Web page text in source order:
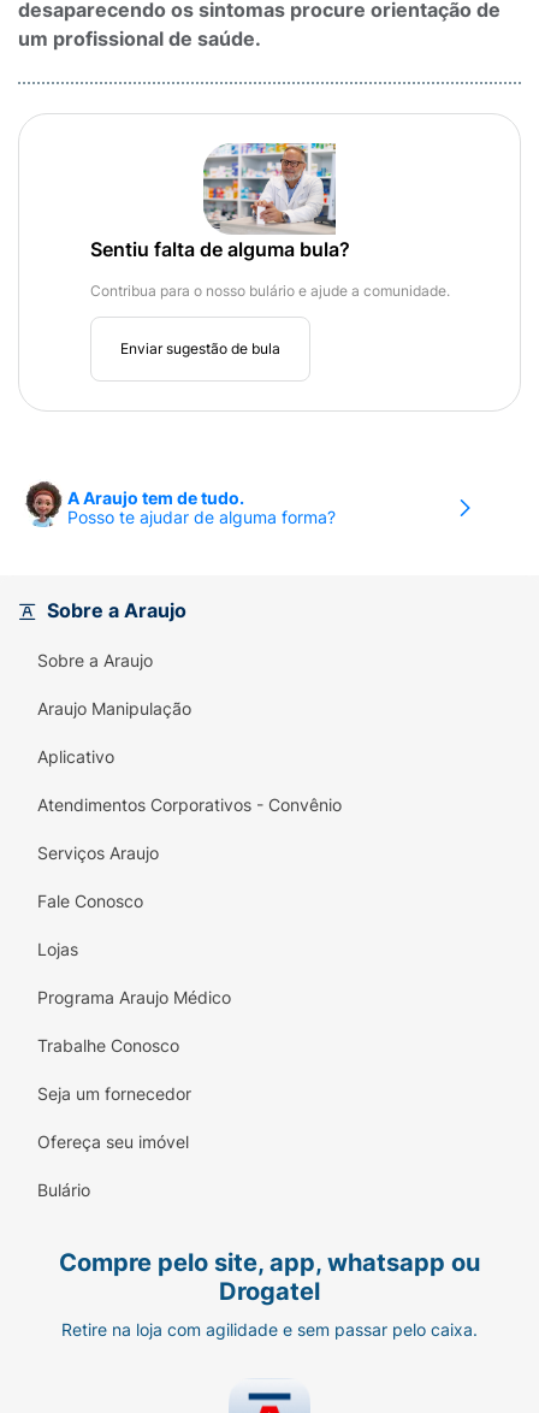
desaparecendo os sintomas procure orientação de
um profissional de saúde.
Sentiu falta de alguma bula?
Contribua para o nosso bulário e ajude a comunidade.
Enviar sugestão de bula
A Araujo tem de tudo.
Posso te ajudar de alguma forma?
Sobre a Araujo
Sobre a Araujo
Araujo Manipulação
Aplicativo
Atendimentos Corporativos - Convênio
Serviços Araujo
Fale Conosco
Lojas
Programa Araujo Médico
Trabalhe Conosco
Seja um fornecedor
Ofereça seu imóvel
Bulário
Compre pelo site, app, whatsapp ou
Drogatel
Retire na loja com agilidade e sem passar pelo caixa.